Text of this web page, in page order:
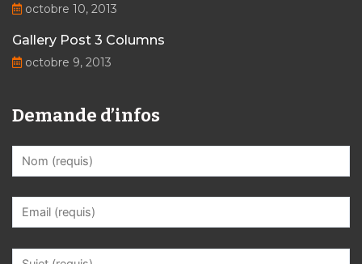
octobre 10, 2013
Gallery Post 3 Columns
octobre 9, 2013
Demande d’infos